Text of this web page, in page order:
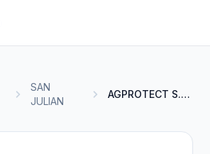
SAN
JULIAN
AGPROTECT S.R.L.